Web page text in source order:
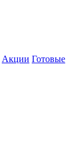
Акции Готовые